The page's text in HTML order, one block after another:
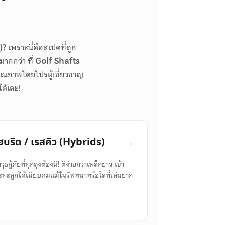
? เพราะนี่คือสเปคที่ถูก
ากกว่า ที่ Golf Shafts
ภาพโดยโปรผู้เชี่ยวชาญ
เลย!
บริด / เรสคิว (Hybrids) →
ธกู้ภัยที่ทุกถุงต้องมี! ตีง่ายกว่าเหล็กยาว เข้า
ะลูกได้เฉียบคมแม้ในรัฟหนาหรือไลที่เล่นยาก